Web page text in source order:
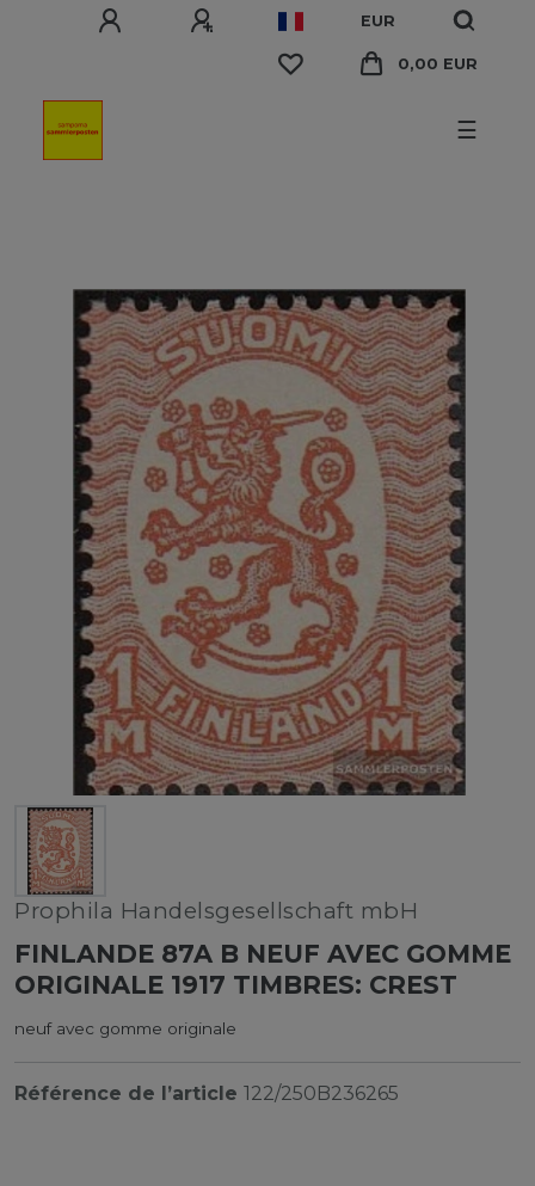
EUR
0,00 EUR
☰
Prophila Handelsgesellschaft mbH
FINLANDE 87A B NEUF AVEC GOMME
ORIGINALE 1917 TIMBRES: CREST
neuf avec gomme originale
Référence de l’article 122/250B236265